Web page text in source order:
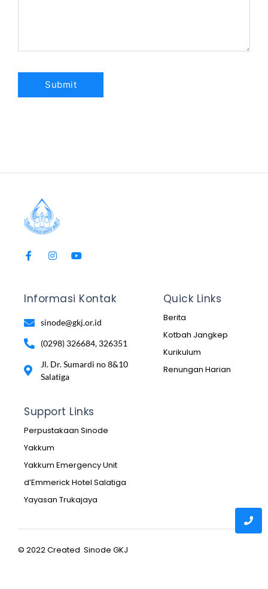
Informasi Kontak
sinode@gkj.or.id
(0298) 326684, 326351
Jl. Dr. Sumardi no 8&10
Salatiga
Quick Links
Berita
Kotbah Jangkep
Kurikulum
Renungan Harian
Support Links
Perpustakaan Sinode
Yakkum
Yakkum Emergency Unit
d’Emmerick Hotel Salatiga
Yayasan Trukajaya
© 2022 Created Sinode GKJ